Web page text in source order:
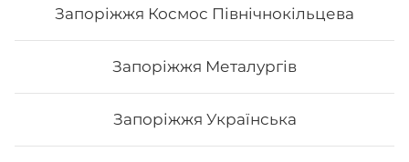
Запоріжжя Космос Північнокільцева
Запоріжжя Металургів
Запоріжжя Українська